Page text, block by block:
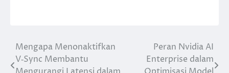
Navigasi
pos
Mengapa Menonaktifkan
V‑Sync Membantu
Peran Nvidia AI
Enterprise dalam